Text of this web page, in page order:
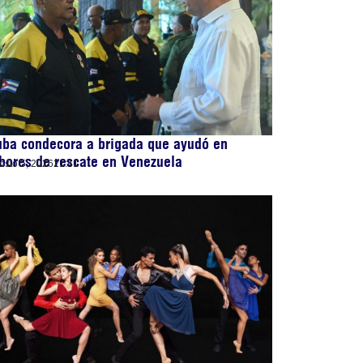
condecora a brigada que ayudó en
de rescate en Venezuela
5, 202621:41